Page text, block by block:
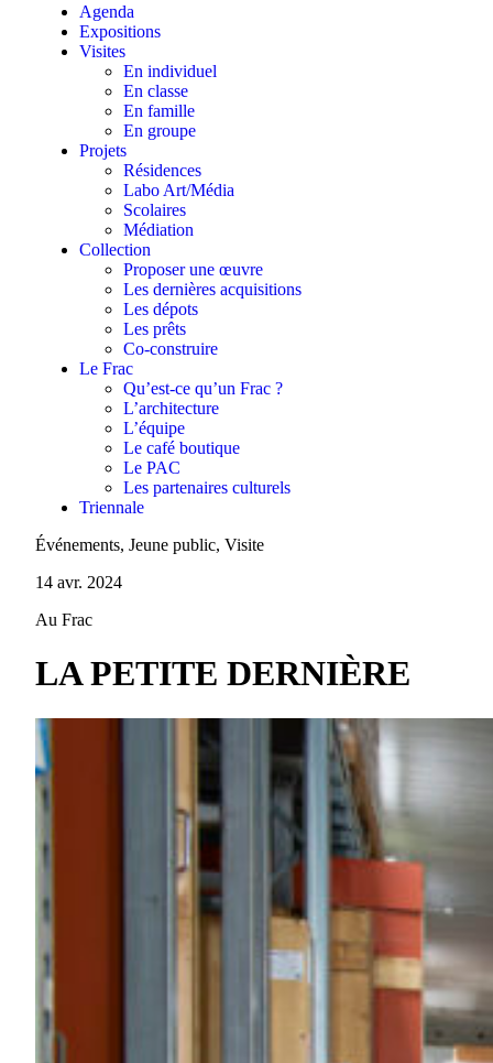
Agenda
Expositions
Visites
En individuel
En classe
En famille
En groupe
Projets
Résidences
Labo Art/Média
Scolaires
Médiation
Collection
Proposer une œuvre
Les dernières acquisitions
Les dépots
Les prêts
Co-construire
Le Frac
Qu’est-ce qu’un Frac ?
L’architecture
L’équipe
Le café boutique
Le PAC
Les partenaires culturels
Triennale
Événements, Jeune public, Visite
14 avr. 2024
Au Frac
LA PETITE DERNIÈRE